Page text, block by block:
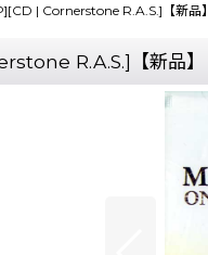
| Cornerstone R.A.S.]【新品】
R.A.S.]【新品】